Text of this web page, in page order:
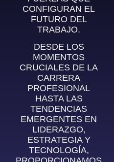
CONFIGURAN EL
FUTURO DEL
TRABAJO.
DESDE LOS
MOMENTOS
CRUCIALES DE LA
CARRERA
PROFESIONAL
HASTA LAS
TENDENCIAS
EMERGENTES EN
LIDERAZGO,
ESTRATEGIA Y
TECNOLOGÍA,